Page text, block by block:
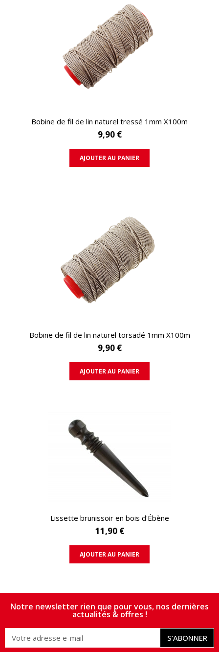
APERÇU RAPIDE
Bobine de fil de lin naturel tressé 1mm X100m
9,90 €
AJOUTER AU PANIER
APERÇU RAPIDE
Bobine de fil de lin naturel torsadé 1mm X100m
9,90 €
AJOUTER AU PANIER
APERÇU RAPIDE
Lissette brunissoir en bois d'Ébène
11,90 €
AJOUTER AU PANIER
Notre newsletter rien que pour vous, nos dernières
actualités & offres !
S’ABONNER